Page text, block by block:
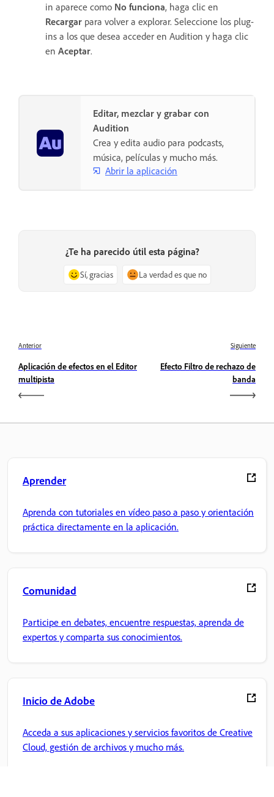
in aparece como No funciona, haga clic en
Recargar para volver a explorar. Seleccione los plug-
ins a los que desea acceder en Audition y haga clic
en Aceptar.
Editar, mezclar y grabar con
Audition
Crea y edita audio para podcasts,
música, películas y mucho más.
Abrir la aplicación
¿Te ha parecido útil esta página?
Sí, gracias La verdad es que no
Anterior
Aplicación de efectos en el Editor
multipista
Siguiente
Efecto Filtro de rechazo de
banda
Aprender
Aprenda con tutoriales en vídeo paso a paso y orientación
práctica directamente en la aplicación.
Comunidad
Participe en debates, encuentre respuestas, aprenda de
expertos y comparta sus conocimientos.
Inicio de Adobe
Acceda a sus aplicaciones y servicios favoritos de Creative
Cloud, gestión de archivos y mucho más.